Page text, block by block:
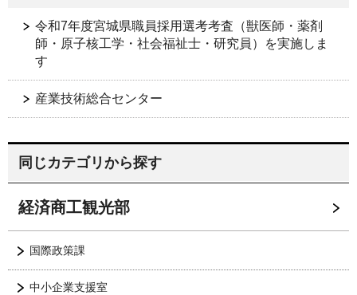
令和7年度宮城県職員採用選考考査（獣医師・薬剤
師・原子核工学・社会福祉士・研究員）を実施しま
す
産業技術総合センター
同じカテゴリから探す
経済商工観光部
国際政策課
中小企業支援室